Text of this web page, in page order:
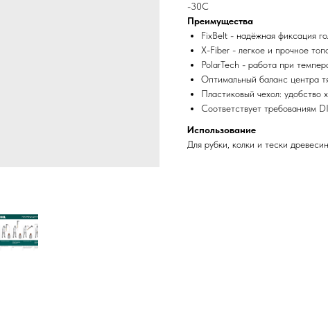
-30С
Преимущества
FixBelt - надёжная фиксация
Х-Fiber - легкое и прочное
PolarTech - работа при
Оптимальный баланс центра
Пластиковый чехол: удобство
Соответствует требованиям
Использование
Для рубки, колки и тески